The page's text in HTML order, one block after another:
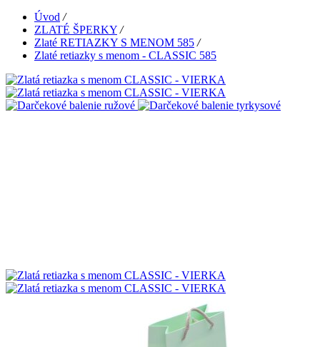
Úvod /
ZLATÉ ŠPERKY /
Zlaté RETIAZKY S MENOM 585 /
Zlaté retiazky s menom - CLASSIC 585